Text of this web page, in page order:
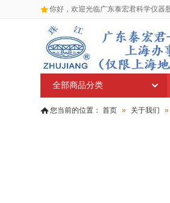
你好，欢迎光临广东泰宏君科学仪器
全部商品分类
您当前的位置： 首页 » 关于我们 »